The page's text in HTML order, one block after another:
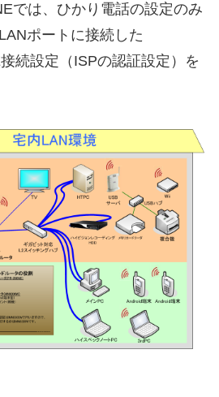
では、ひかり電話の設定のみ
ポートに接続した
続設定（ISPの認証設定）を